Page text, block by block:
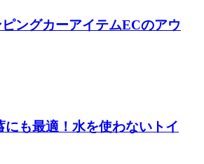
ングカーアイテムECのアウ
にも最適！水を使わないトイ